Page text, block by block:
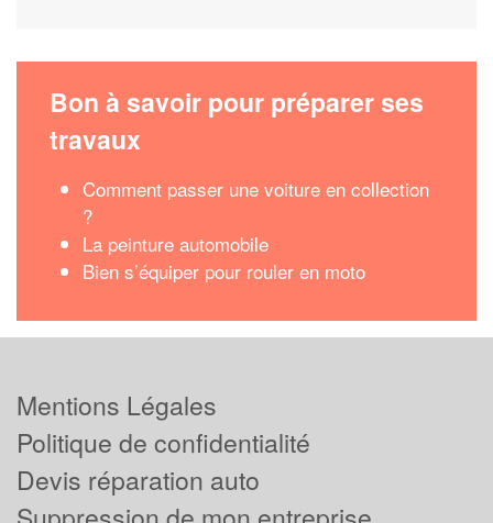
Bon à savoir pour préparer ses
travaux
Comment passer une voiture en collection
?
La peinture automobile
Bien s’équiper pour rouler en moto
Mentions Légales
Politique de confidentialité
Devis réparation auto